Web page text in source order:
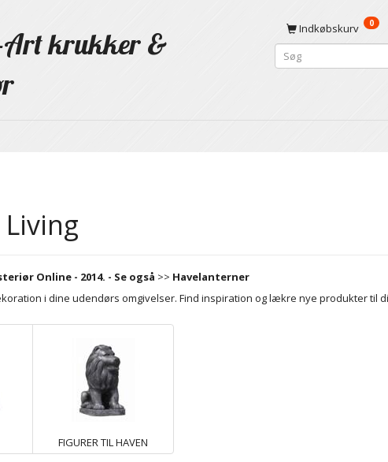
Art krukker &
Indkøbskurv 0
Online - 2014. - Se også >> Havelanterner
i dine udendørs omgivelser. Find inspiration og lækre nye produkter til
FIGURER TIL HAVEN